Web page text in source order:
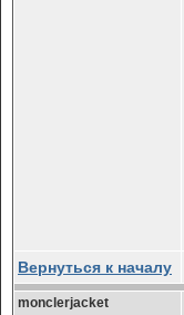
Вернуться к началу
monclerjacket